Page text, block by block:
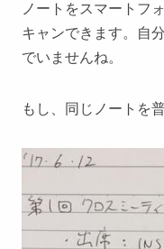
ノートをスマートフ
キャンできます。自
でいませんね。
もし、同じノートを